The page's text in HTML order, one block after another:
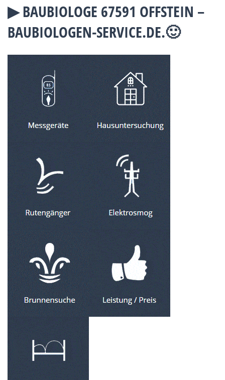
▶︎ BAUBIOLOGE 67591 OFFSTEIN –
BAUBIOLOGEN-SERVICE.DE.🙂